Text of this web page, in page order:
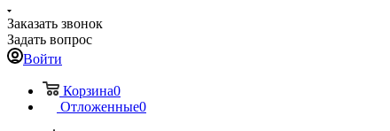
Заказать звонок
Задать вопрос
Войти
Корзина0
Отложенные0